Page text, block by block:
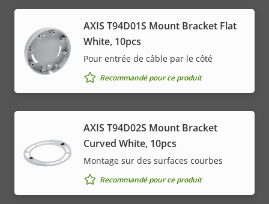
AXIS T94D01S Mount Bracket Flat
White, 10pcs
Pour entrée de câble par le côté
Recommandé pour ce produit
AXIS T94D02S Mount Bracket
Curved White, 10pcs
Montage sur des surfaces courbes
Recommandé pour ce produit